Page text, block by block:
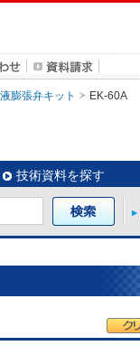
膨張弁キット EK-60A
技術資料を探す